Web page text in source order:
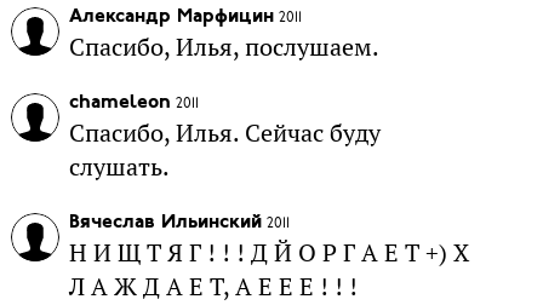
Александр Марфицин 2011
Спасибо, Илья, послушаем.
chameleon 2011
Спасибо, Илья. Сейчас буду
слушать.
Вячеслав Ильинский 2011
Н И Щ Т Я Г ! ! ! Д Й О Р Г А Е Т +) Х
Л А Ж Д А Е Т, А Е Е Е ! ! !